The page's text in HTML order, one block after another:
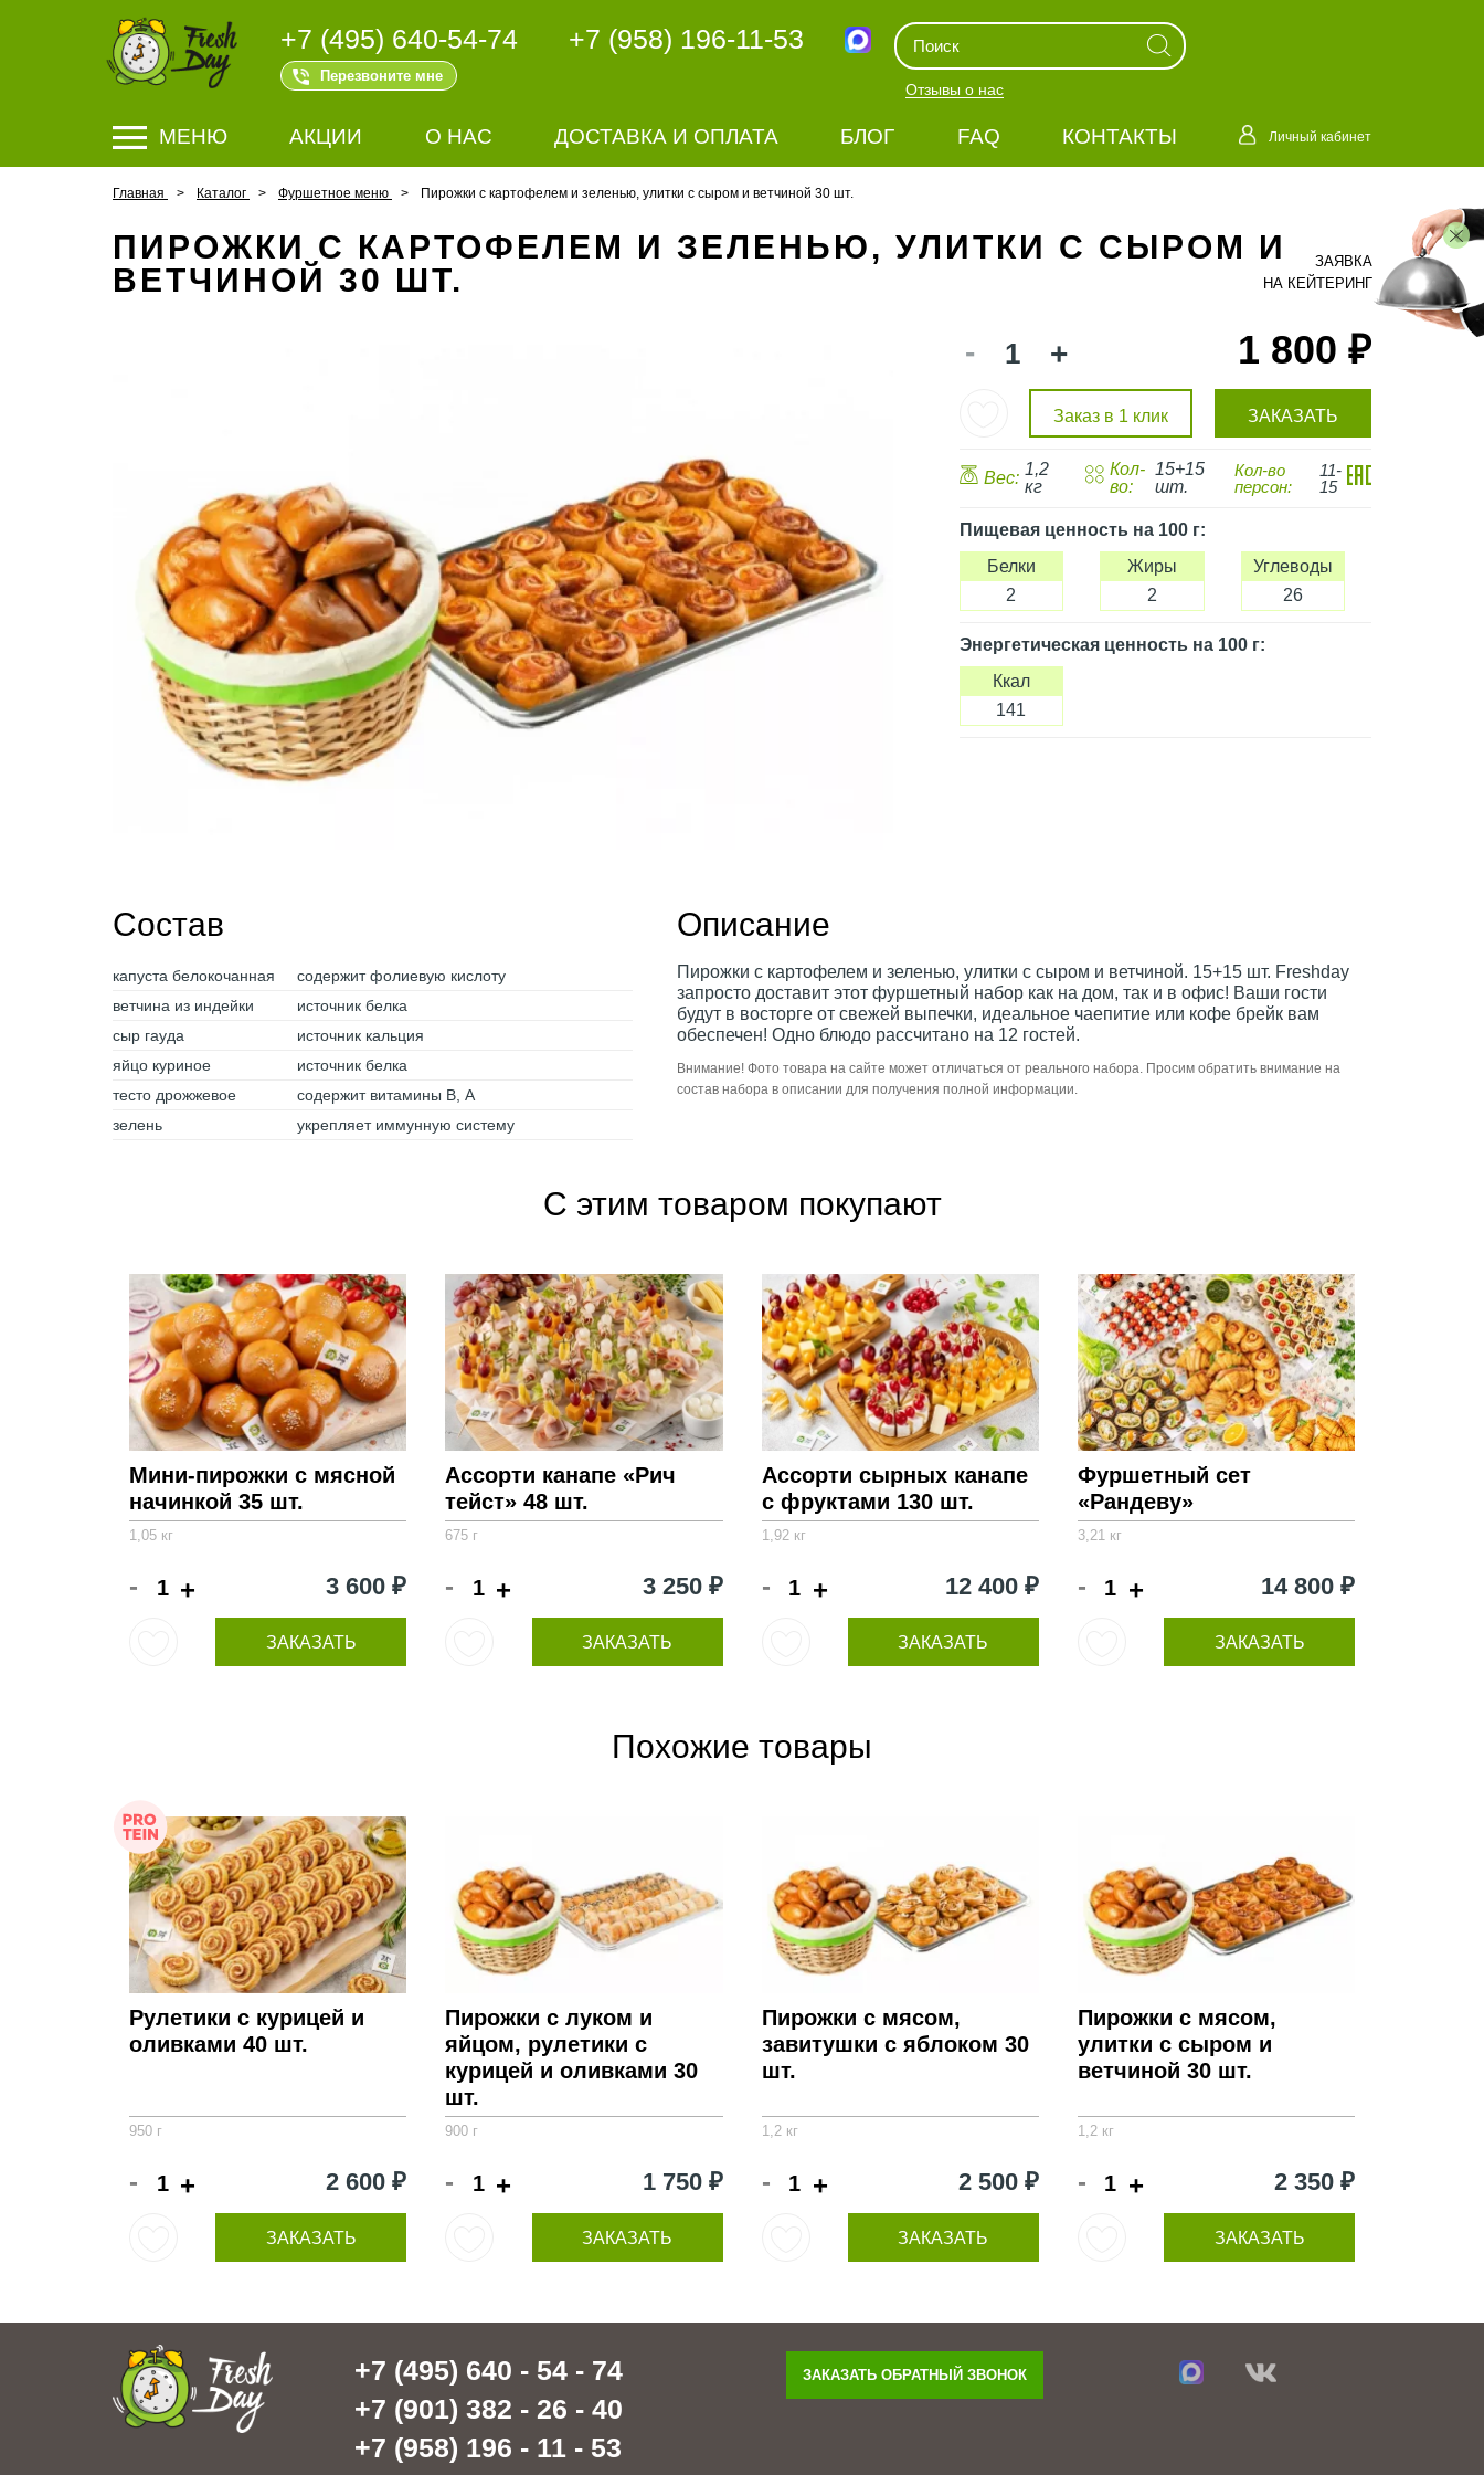
+7 (495) 640-54-74
Перезвоните мне
+7 (958) 196-11-53
Отзывы о нас
МЕНЮ АКЦИИ О НАС ДОСТАВКА И ОПЛАТА БЛОГ FAQ КОНТАКТЫ Личный кабинет
Главная Каталог Фуршетное меню Пирожки с картофелем и зеленью, улитки с сыром и ветчиной 30 шт.
ПИРОЖКИ С КАРТОФЕЛЕМ И ЗЕЛЕНЬЮ, УЛИТКИ С СЫРОМ И
ВЕТЧИНОЙ 30 ШТ.
- + 1 800 ₽
Заказ в 1 клик ЗАКАЗАТЬ
Вес: 1,2
кг
Кол-
во:
15+15
шт.
Кол-во
персон:
11-
15
Пищевая ценностьна 100 г:
Белки
2
Жиры
2
Углеводы
26
Энергетическая ценностьна 100 г:
Ккал
141
Состав
капуста белокочанная
содержит фолиевую кислоту
ветчина из индейки
источник белка
сыр гауда
источник кальция
яйцо куриное
источник белка
тесто дрожжевое
содержит витамины В, А
зелень
укрепляет иммунную систему
Описание
Пирожки с картофелем и зеленью, улитки с сыром и ветчиной. 15+15 шт. Freshday
запросто доставит этот фуршетный набор как на дом, так и в офис! Ваши гости
будут в восторге от свежей выпечки, идеальное чаепитие или кофе брейк вам
обеспечен! Одно блюдо рассчитано на 12 гостей.
Внимание! Фото товара на сайте может отличаться от реального набора. Просим обратить внимание на
состав набора в описании для получения полной информации.
С этим товаром покупают
Мини-пирожки с мясной
начинкой 35 шт.
1,05 кг
- + 3 600 ₽
ЗАКАЗАТЬ
Ассорти канапе «Рич
тейст» 48 шт.
675 г
- + 3 250 ₽
ЗАКАЗАТЬ
Ассорти сырных канапе
с фруктами 130 шт.
1,92 кг
- + 12 400 ₽
ЗАКАЗАТЬ
Фуршетный сет
«Рандеву»
3,21 кг
- + 14 800 ₽
ЗАКАЗАТЬ
Похожие товары
Рулетики с курицей и
оливками 40 шт.
950 г
- + 2 600 ₽
ЗАКАЗАТЬ
Пирожки с луком и
яйцом, рулетики с
курицей и оливками 30
шт.
900 г
- + 1 750 ₽
ЗАКАЗАТЬ
Пирожки с мясом,
завитушки с яблоком 30
шт.
1,2 кг
- + 2 500 ₽
ЗАКАЗАТЬ
Пирожки с мясом,
улитки с сыром и
ветчиной 30 шт.
1,2 кг
- + 2 350 ₽
ЗАКАЗАТЬ
+7 (495) 640 - 54 - 74
+7 (901) 382 - 26 - 40
+7 (958) 196 - 11 - 53
ЗАКАЗАТЬ ОБРАТНЫЙ ЗВОНОК
ЗАЯВКА
НА КЕЙТЕРИНГ